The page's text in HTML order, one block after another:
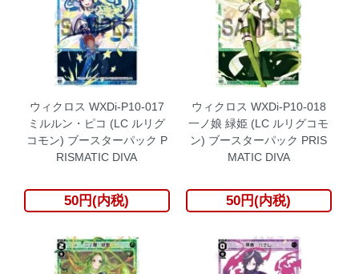
ウィクロス WXDi-P10-017
ミルルン・ピコ (LC ルリグ
コモン) ブースターパック P
RISMATIC DIVA
50円(内税)
ウィクロス WXDi-P10-018
一ノ娘 緑姫 (LC ルリグコモ
ン) ブースターパック PRIS
MATIC DIVA
50円(内税)